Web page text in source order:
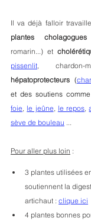
plantes
romarin...) et
pissenlit
hépatoprotecteurs (
et des soutiens
foie, le jeûne, le repos,
sève de bouleau ...
Pour aller plus loin :
3 plantes utilisées
soutiennent la
artichaut : clique ici
4 plantes bonnes